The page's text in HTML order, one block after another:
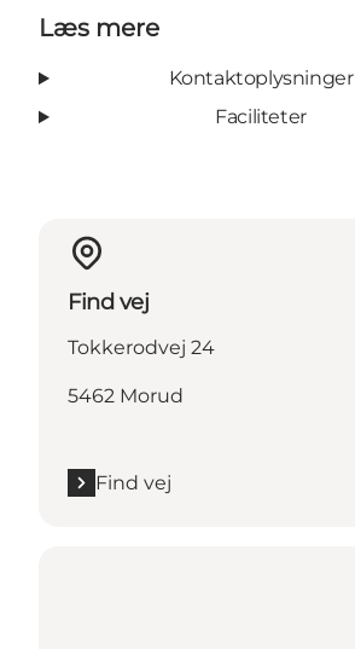
Læs mere
Kontaktoplysninger
Faciliteter
Find vej
Tokkerodvej 24
5462 Morud
Find vej